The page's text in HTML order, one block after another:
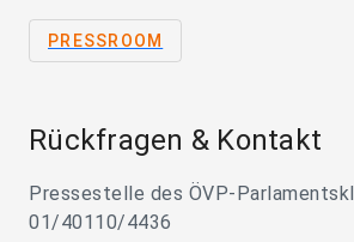
PRESSROOM
Rückfragen & Kontakt
Pressestelle des ÖVP-
01/40110/4436